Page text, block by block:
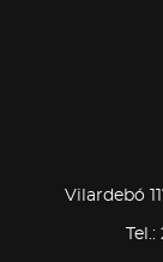
Vilardebó